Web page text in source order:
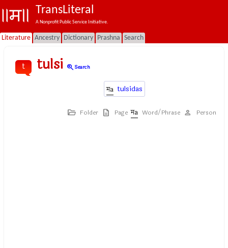
TransLiteral
A Nonprofit Public Service Initiative.
Literature Ancestry Dictionary Prashna Search
t tulsi zoom_inSearch
tulsidas
Folder Page Word/Phrase Person